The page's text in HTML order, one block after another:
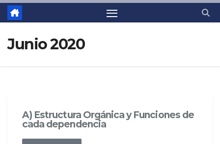
Junio 2020
A) Estructura Orgánica y Funciones de
cada dependencia